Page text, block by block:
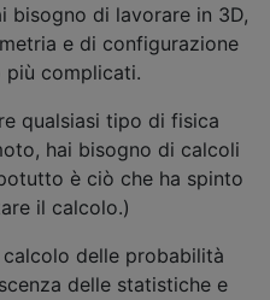
bisogno di lavorare in 3D,
e di configurazione
complicati.
qualsiasi tipo di fisica
hai bisogno di calcoli
è ciò che ha spinto
il calcolo.)
delle probabilità
delle statistiche e